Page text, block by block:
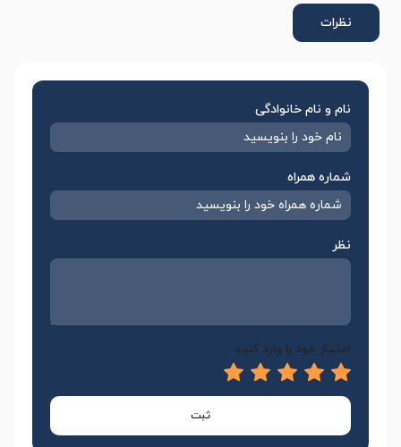
نظرات
نام و نام خانوادگی
شماره همراه
نظر
امتیاز خود را وارد کنید
ثبت